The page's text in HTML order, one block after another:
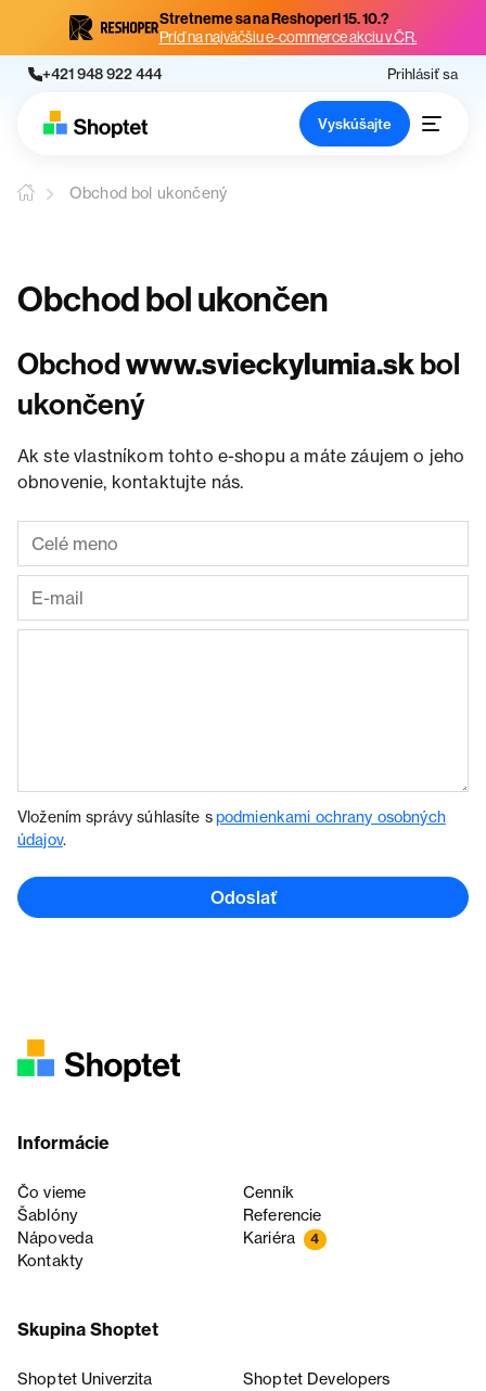
Stretneme sa na Reshoperi 15. 10.?
Príď na najväčšiu e-commerce akciu v ČR.
+421 948 922 444 Prihlásiť sa
Vyskúšajte
Obchod bol ukončený
Obchod bol ukončen
Obchodwww.svieckylumia.skbol
ukončený
Ak ste vlastníkom tohto e-shopu a máte záujem o jeho
obnovenie, kontaktujte nás.
Vložením správy súhlasíte spodmienkami ochrany osobných
údajov.
Odoslať
Informácie
Čo vieme
Cenník
Šablóny
Referencie
Nápoveda
Kariéra 4
Kontakty
Skupina Shoptet
Shoptet Univerzita
Shoptet Developers